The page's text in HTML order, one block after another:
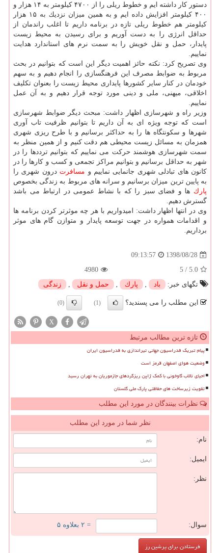
دستور كار داشته ایم و خطوط ریلی را از ۴۷۰۰ كیلومتر به ۱۴ هزار و
۴۰۰ كیلومتر افزایش داده ایم و به همین میزان نزدیك به ۱۵ هزار
كیلومتر هم خطوط ریلی تازه در برنامه داریم تا اغلب راندمان از
حداقل انرژی را به دست آوریم و برای رسیدن به محیط زیست
پایدار، حمل و نقل خویش را به سمت نرم های استاندارد هدایت
نماییم.
وی تصریح كرد: نكته حائز اهمیت دیگر این است كه بتوانیم در بحث
مربوط به ضوابط مصرف این فرهنگسازی را انجام دهیم و به سهم
خودمان در كنار سایر كشورها پایداری محیط زیست را بعنوان تكلیف
اخلاقی، میهنی، ملی و دینی مورد توجه قرار دهیم و به آن عمل
نماییم.
وزیر راه و شهرسازی اظهار داشت: مبحث دیگر ضوابط شهرسازی
است كه توجه ویژه ای به آن داریم تا بتوانیم ظرفیت تاب آوری
شهرها و سكونتگاه ها را به حداكثر برسانیم و با طرح ریزی شهری
همزمان به مسائل زیست محیطی هم دقت كنیم و از همین منظر به
سمت شهرسازی هوشمند حركت می نماییم كه بتوانیم ترددها را در
شهر به حداقل برسانیم و بتوانیم مراكز تجمعی و كسب و كارها را در
كانون های تبادلی شهری جانمایی نماییم و مسافرت درون شهری را
به پایین ترین میزان برسانیم و سرانه های مربوط به زندگی بخصوص
پارك ها و فضای سبز را كه با نشاط عمومی در ارتباط می باشد
گسترش دهیم.
وی در انتها اظهار داشت: امیدواریم با هر چه موثرتر كردن برنامه ها
و اقدامات همواره در جهت توسعه پایدار و متوازن گام های موثر
برداریم.
1398/08/28
09:13:57
5.0
/
5
4980
تگهای خبر:
باد , پارك , حمل و نقل , زندگی
این مطلب را می پسندید؟ (1)
(0)
X
تازه ترین مطالب مرتبط
پیام تبریک فدراسیون جهانی تیراندازی به فدراسیون ایران
وضعیت هوای اصفهان قرمز است
احیای تالاب گاوخونی با کمک ژاپن ریزگردهای جازموریان به تهران رسید
تقویت زیرساخت های حفاظتی پارک ملی گلستان
نظرات بینندگان در مورد این مطلب
نظر شما در مورد این مطلب
نام:
ایمیل:
نظر:
سوال: = ۲ بعلاوه ۵